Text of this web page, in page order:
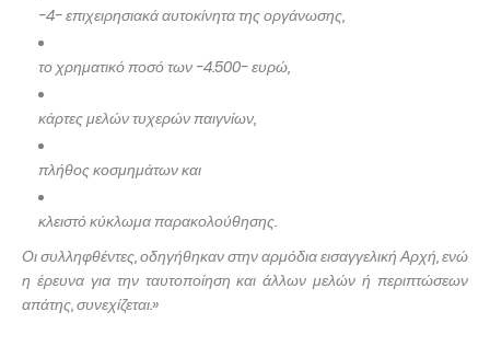
-4- επιχειρησιακά αυτοκίνητα της οργάνωσης,
το χρηματικό ποσό των -4.500- ευρώ,
κάρτες μελών τυχερών παιγνίων,
πλήθος κοσμημάτων και
κλειστό κύκλωμα παρακολούθησης.
Οι συλληφθέντες, οδηγήθηκαν στην αρμόδια εισαγγελική Αρχή, ενώ
η έρευνα για την ταυτοποίηση και άλλων μελών ή περιπτώσεων
απάτης, συνεχίζεται.»